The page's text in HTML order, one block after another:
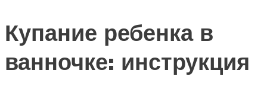
Купание ребенка в
ванночке: инструкция